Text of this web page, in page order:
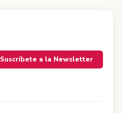
Suscríbete a la Newsletter